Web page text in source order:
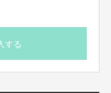
する